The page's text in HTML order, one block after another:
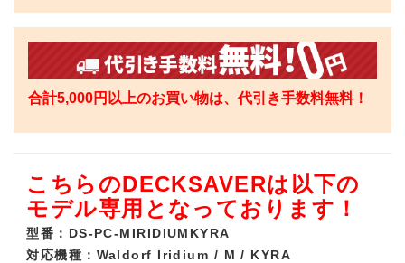
合計5,000円以上のお買い物は、代引き手数料無料！
こちらのDECKSAVERは以下の
モデル専用となっております！
型番：DS-PC-MIRIDIUMKYRA
対応機種：Waldorf Iridium / M / KYRA